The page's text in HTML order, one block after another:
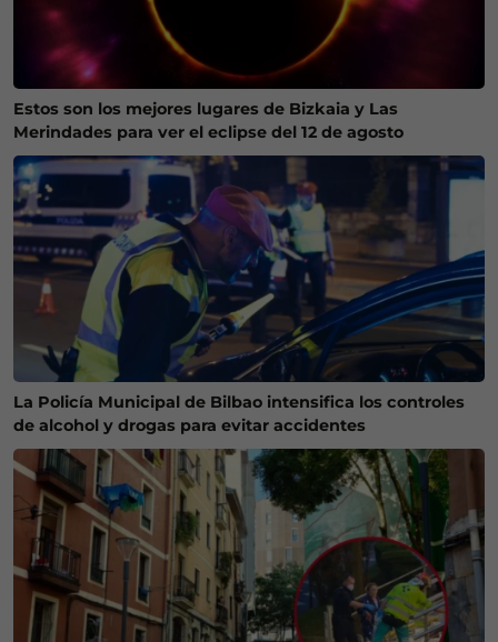
Estos son los mejores lugares de Bizkaia y Las
Merindades para ver el eclipse del 12 de agosto
La Policía Municipal de Bilbao intensifica los controles
de alcohol y drogas para evitar accidentes